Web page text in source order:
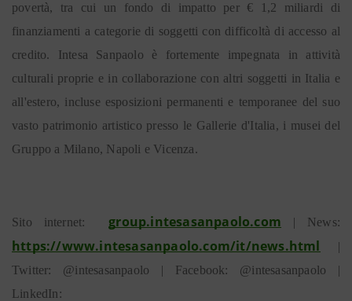
povertà, tra cui un fondo di impatto per € 1,2 miliardi di
finanziamenti a categorie di soggetti con difficoltà di accesso al
credito. Intesa Sanpaolo è fortemente impegnata in attività
culturali proprie e in collaborazione con altri soggetti in Italia e
all'estero, incluse esposizioni permanenti e temporanee del suo
vasto patrimonio artistico presso le Gallerie d'Italia, i musei del
Gruppo a Milano, Napoli e Vicenza.
Sito internet: group.intesasanpaolo.com | News:
https://www.intesasanpaolo.com/it/news.html |
Twitter: @intesasanpaolo | Facebook: @intesasanpaolo |
LinkedIn: